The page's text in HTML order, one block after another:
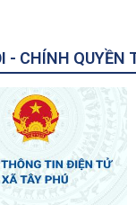
- CHÍNH QUYỀN